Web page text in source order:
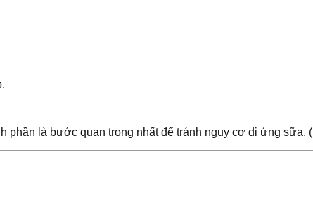
phần là bước quan trọng nhất để tránh nguy cơ dị ứng sữa. (